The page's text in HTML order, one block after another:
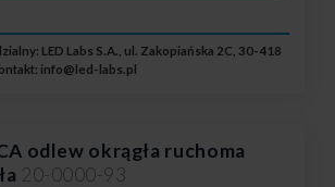
LED Labs S.A., ul. Zakopiańska 2C, 30-418
info@led-labs.pl
odlew okrągła ruchoma
20-0000-93